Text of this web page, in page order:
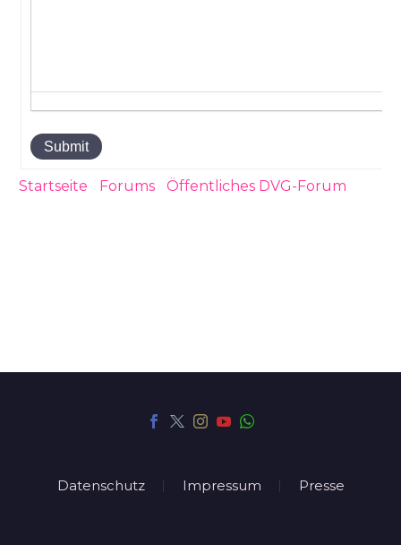
Submit
Startseite Forums Öffentliches DVG-Forum
Datenschutz Impressum Presse